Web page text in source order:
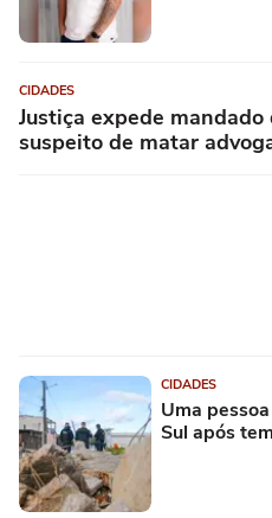
CIDADES
Justiça expede
suspeito de matar
CIDADES
Uma
Sul após